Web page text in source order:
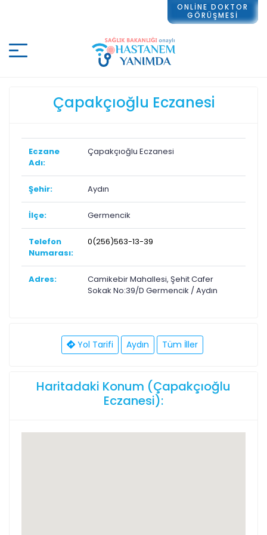
Çapakçıoğlu Eczanesi
Eczane
Adı:
Çapakçıoğlu Eczanesi
Şehir: Aydın
İlçe: Germencik
Telefon
Numarası:
0(256)563-13-39
Adres:
Camikebir Mahallesi, Şehit Cafer
Sokak No:39/D Germencik / Aydın
Yol Tarifi Aydın Tüm İller
Haritadaki Konum (Çapakçıoğlu
Eczanesi):
ONLİNE DOKTOR
GÖRÜŞMESİ